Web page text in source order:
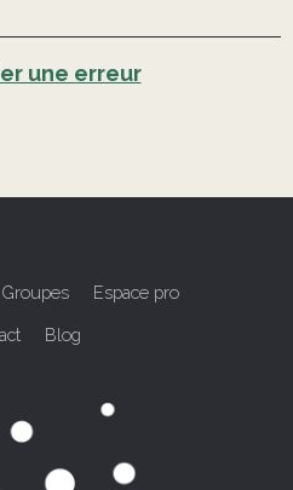
une erreur
Groupes Espace pro
Blog